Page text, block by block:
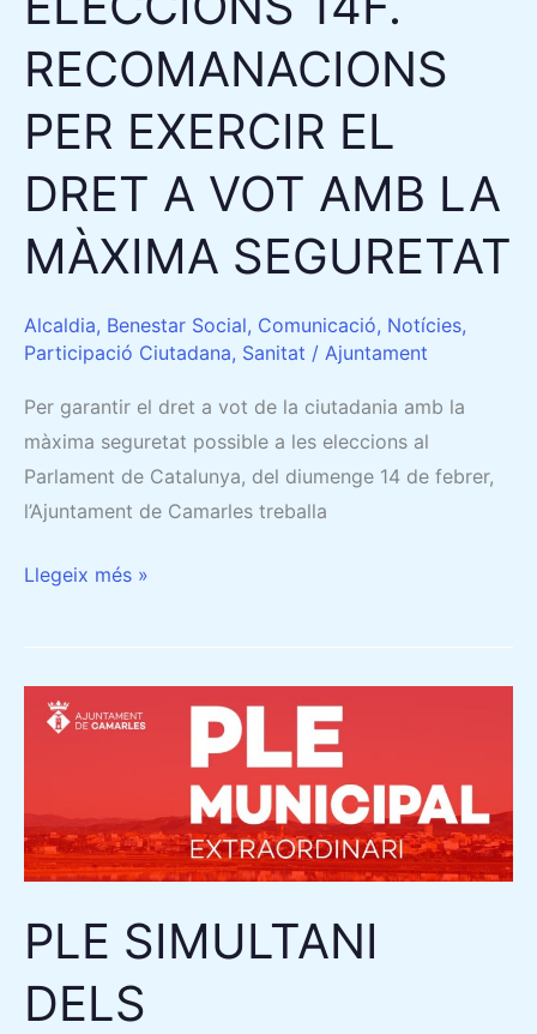
RECOMANACIONS
PER EXERCIR EL
DRET A VOT AMB LA
MÀXIMA SEGURETAT
Alcaldia, Benestar Social, Comunicació, Notícies,
Participació Ciutadana, Sanitat / Ajuntament
Per garantir el dret a vot de la ciutadania amb la
màxima seguretat possible a les eleccions al
Parlament de Catalunya, del diumenge 14 de febrer,
l’Ajuntament de Camarles treballa
Llegeix més »
PLE SIMULTANI
DELS
PLE
SIMULTANI
DEL
DELTA
REBUTJAR
L’ESTRATÈGIA
DEL